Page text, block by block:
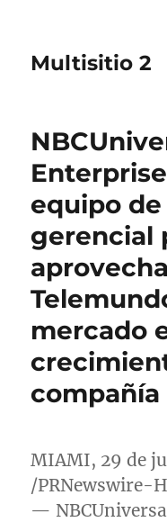
Multisitio 2
equipo
gerencial
mercado
MIAMI, 29 de
/PRNewswire-
—